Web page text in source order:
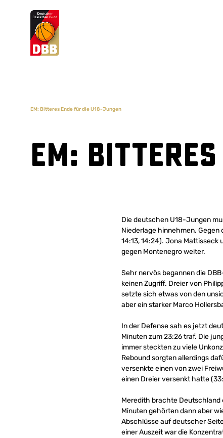
Suchvorschläge
EM: Bitteres Ende für die U18-Jungen
EM: Bitteres
Die deutschen U18-Jungen
Niederlage hinnehmen.
14:13, 14:24). Jona Mattisseck
gegen Montenegro weiter.
Sehr nervös begannen die
keinen Zugriff. Dreier von
setzte sich etwas von den
aber ein starker Marco
In der Defense sah es jetzt
Minuten zum 23:26 traf. Die
immer steckten zu viele
Rebound sorgten allerdings
versenkte einen von zwei
einen Dreier versenkt hatte
Meredith brachte Deutschland
Minuten gehörten dann aber
Abschlüsse auf deutscher
einer Auszeit war die